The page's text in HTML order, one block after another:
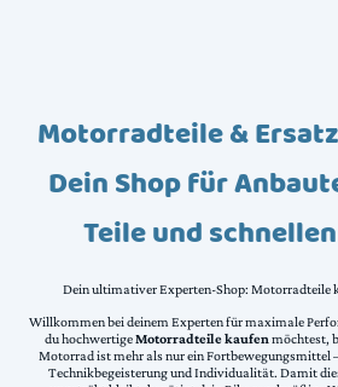
Motorradteile &
Dein Shop für
Teile und
Dein ultimativer Experten-Shop: Motorradteile
Willkommen bei deinem Experten für maximale
du hochwertigeMotorradteile kaufen möchtest,
Motorrad ist mehr als nur ein Fortbewegungsmittel
Technikbegeisterung und Individualität. Damit